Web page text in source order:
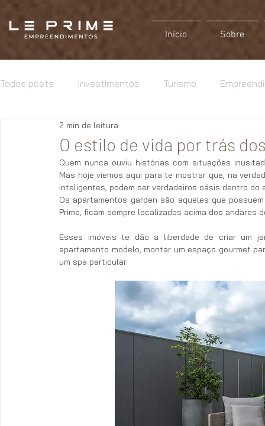
Início Sobre
Todos posts Investimentos Turismo
O estilo de vida por trás
2 min de leitura
Quem nunca ouviu histórias com situações
Mas hoje viemos aqui para te mostrar que, na
inteligentes, podem ser verdadeiros oásis dentro do
Os apartamentos garden são aqueles que
Prime, ficam sempre localizados acima dos andares
Esses imóveis te dão a liberdade de criar um
apartamento modelo; montar um espaço gourmet
um spa particular.